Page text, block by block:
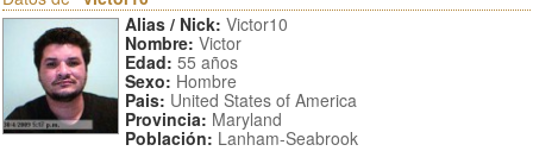
Alias / Nick: Victor10
Nombre: Victor
Edad: 55 años
Sexo: Hombre
Pais: United States of America
Provincia: Maryland
Población: Lanham-Seabrook